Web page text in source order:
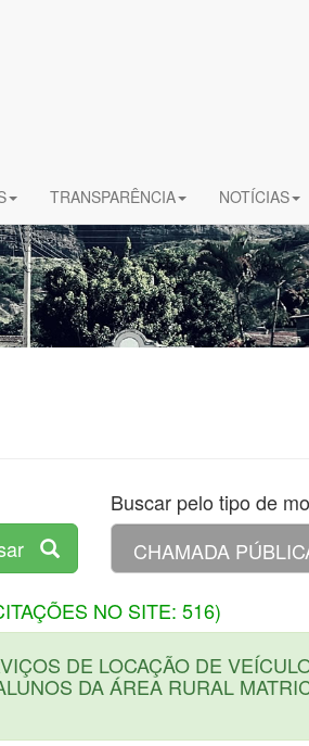
TRANSPARÊNCIA NOTÍCIAS
Buscar pelo tipo de
NO SITE: 516)
DE LOCAÇÃO DE
DA ÁREA RURAL